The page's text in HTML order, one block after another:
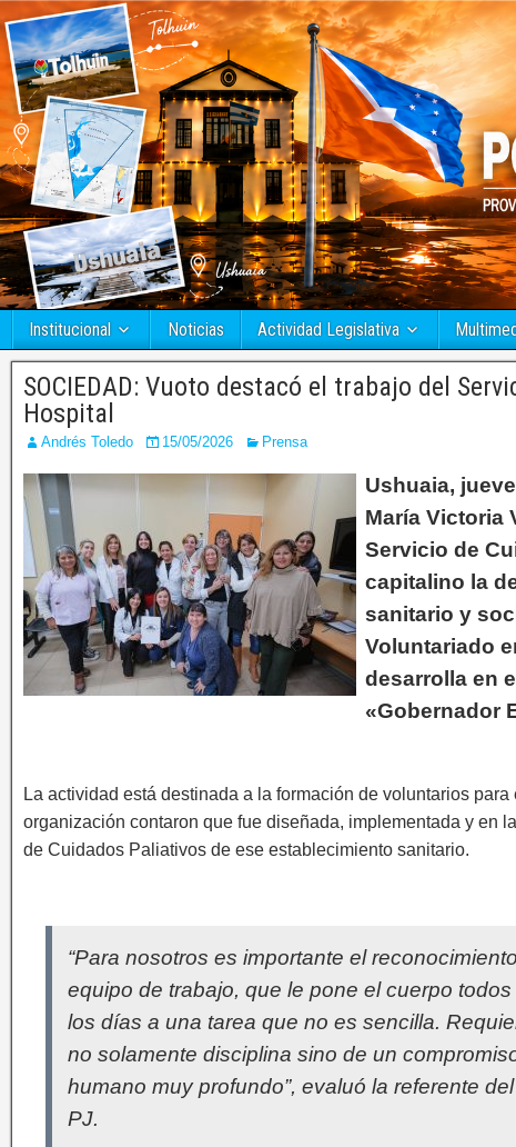
Institucional Noticias Actividad Legislativa
SOCIEDAD: Vuoto destacó el trabajo del
Hospital
Andrés Toledo 15/05/2026 Prensa
Ushuaia,
María Victoria
Servicio de
capitalino la
sanitario y
Voluntariado
desarrolla en
«Gobernador
La actividad está destinada a la formación de voluntarios
organización contaron que fue diseñada, implementada y en
de Cuidados Paliativos de ese establecimiento sanitario.
“Para nosotros es importante el
equipo de trabajo, que le pone el cuerpo todos
los días a una tarea que no es sencilla.
no solamente disciplina sino de un
humano muy profundo”, evaluó la referente del
PJ.